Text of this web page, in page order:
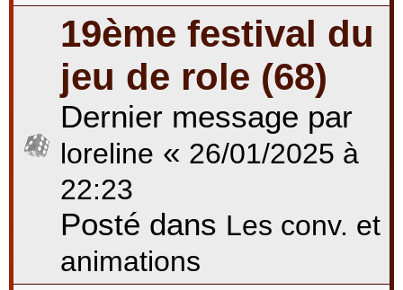
19ème festival du
jeu de role (68)
Dernier message par
loreline « 26/01/2025 à
22:23
Posté dans Les conv. et
animations